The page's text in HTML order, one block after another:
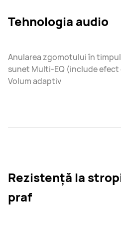
Tehnologia audio
Anularea zgomotului în
sunet Multi-EQ (include
Volum adaptiv
Rezistență la
praf